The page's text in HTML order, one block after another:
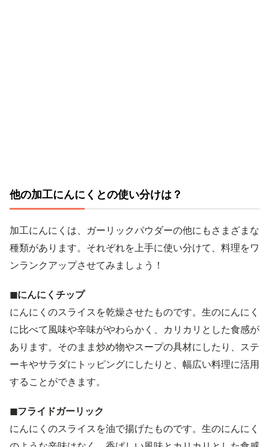
他の加工にんにくとの使い分けは？
加工にんにくは、ガーリックパウダーの他にもさまざまな
種類があります。それぞれを上手に使い分けて、料理をワ
ンランクアップさせてみましょう！
◼︎にんにくチップ
にんにくのスライスを乾燥させたものです。生のにんにく
に比べて風味や辛味がやわらかく、カリカリとした食感が
あります。そのまま炒め物やスープの具材にしたり、ステ
ーキやサラダにトッピングにしたりと、幅広い料理に活用
することができます。
◼︎フライドガーリック
にんにくのスライスを油で揚げたものです。生のにんにく